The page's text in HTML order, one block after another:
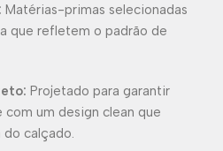
Matérias-primas selecionadas
que refletem o padrão de
Projetado para garantir
um design clean que
calçado.